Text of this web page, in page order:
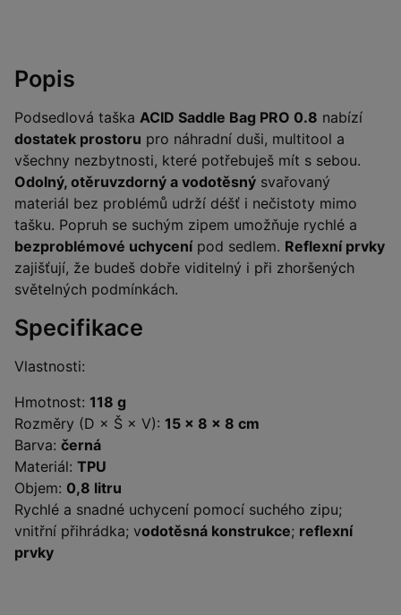
Popis
Podsedlová taška ACID Saddle Bag PRO 0.8 nabízí
dostatek prostoru pro náhradní duši, multitool a
všechny nezbytnosti, které potřebuješ mít s sebou.
Odolný, otěruvzdorný a vodotěsný svařovaný
materiál bez problémů udrží déšť i nečistoty mimo
tašku. Popruh se suchým zipem umožňuje rychlé a
bezproblémové uchycenípod sedlem. Reflexní prvky
zajišťují, že budeš dobře viditelný i při zhoršených
světelných podmínkách.
Specifikace
Vlastnosti:
Hmotnost: 118 g
Rozměry (D × Š × V): 15 × 8 × 8 cm
Barva: černá
Materiál: TPU
Objem: 0,8 litru
Rychlé a snadné uchycení pomocí suchého zipu;
vnitřní přihrádka; vodotěsná konstrukce; reflexní
prvky